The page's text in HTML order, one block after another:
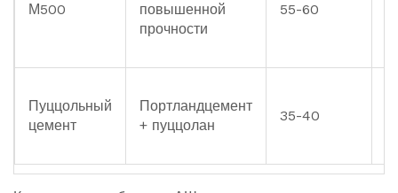
М500
повышенной
прочности
55-60
Пуццольный
цемент
Портландцемент
+ пуццолан
35-40